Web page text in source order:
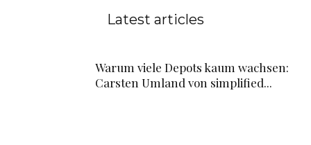
Latest articles
Warum viele Depots kaum wachsen:
Carsten Umland von simplified...